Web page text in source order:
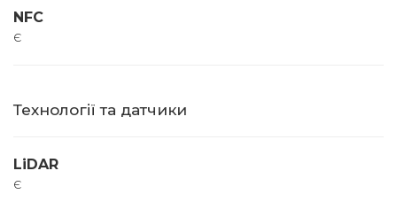
NFC
є
Технології та датчики
LiDAR
є